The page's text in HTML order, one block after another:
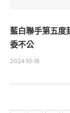
藍白聯手第五
委不公
2024-10-18